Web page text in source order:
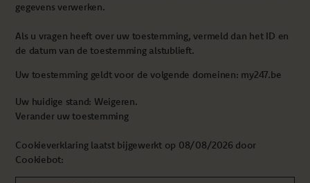
gegevens verwerken.
Als u vragen heeft over uw toestemming, vermeld dan het ID en
de datum van de toestemming alstublieft.
Uw toestemming geldt voor de volgende domeinen: my247.be
Uw huidige stand: Weigeren.
Verander uw toestemming
Cookieverklaring laatst bijgewerkt op 08/08/2026 door
Cookiebot: